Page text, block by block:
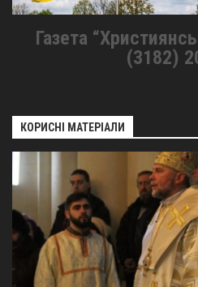
Газета
(3182)
КОРИСНІ МАТЕРІАЛИ